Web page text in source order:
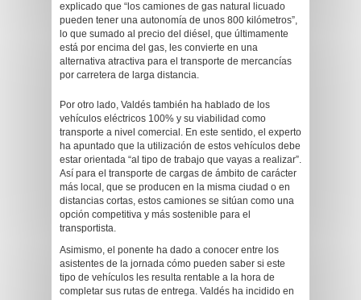
explicado que “los camiones de gas natural licuado
pueden tener una autonomía de unos 800 kilómetros”,
lo que sumado al precio del diésel, que últimamente
está por encima del gas, les convierte en una
alternativa atractiva para el transporte de mercancías
por carretera de larga distancia.
Por otro lado, Valdés también ha hablado de los
vehículos eléctricos 100% y su viabilidad como
transporte a nivel comercial. En este sentido, el experto
ha apuntado que la utilización de estos vehículos debe
estar orientada “al tipo de trabajo que vayas a realizar”.
Así para el transporte de cargas de ámbito de carácter
más local, que se producen en la misma ciudad o en
distancias cortas, estos camiones se sitúan como una
opción competitiva y más sostenible para el
transportista.
Asimismo, el ponente ha dado a conocer entre los
asistentes de la jornada cómo pueden saber si este
tipo de vehículos les resulta rentable a la hora de
completar sus rutas de entrega. Valdés ha incidido en